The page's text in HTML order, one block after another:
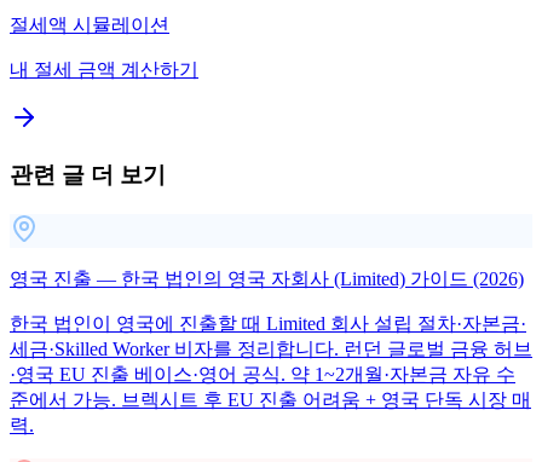
절세액 시뮬레이션
내 절세 금액 계산하기
관련 글 더 보기
영국 진출 — 한국 법인의 영국 자회사 (Limited) 가이드 (2026)
한국 법인이 영국에 진출할 때 Limited 회사 설립 절차·자본금·
세금·Skilled Worker 비자를 정리합니다. 런던 글로벌 금융 허브
·영국 EU 진출 베이스·영어 공식. 약 1~2개월·자본금 자유 수
준에서 가능. 브렉시트 후 EU 진출 어려움 + 영국 단독 시장 매
력.